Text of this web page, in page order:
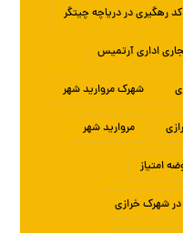
رهگیری در دریاچه چیتگر
اداری آرتمیس
شهرک مروارید شهر
مروارید شهر
امتیاز
در شهرک خرازی